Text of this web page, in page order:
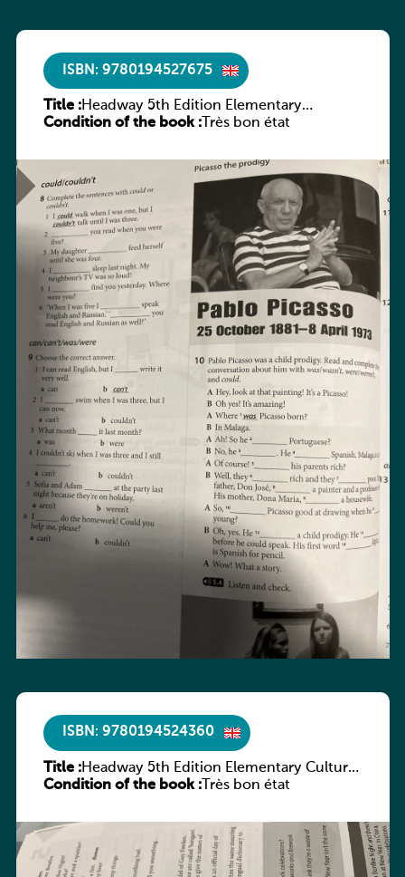
ISBN: 9780194527675
Title :Headway 5th Edition Elementary
Workbook without key
Condition of the book :Très bon état
ISBN: 9780194524360
Title :Headway 5th Edition Elementary Culture
and Literature Companion
Condition of the book :Très bon état